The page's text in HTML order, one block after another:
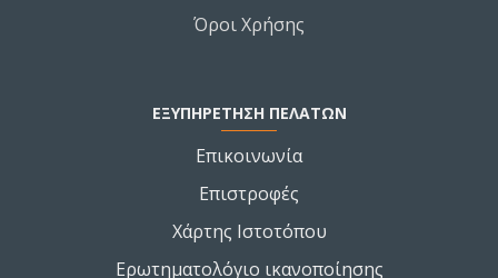
Όροι Χρήσης
ΕΞΥΠΗΡΕΤΗΣΗ ΠΕΛΑΤΩΝ
Επικοινωνία
Επιστροφές
Χάρτης Ιστοτόπου
Ερωτηματολόγιο ικανοποίησης